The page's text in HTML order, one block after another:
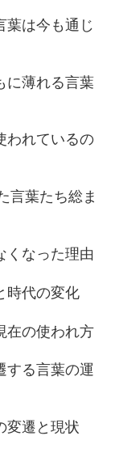
葉は今も通じ
に薄れる言葉
われているの
言葉たち総ま
くなった理由
時代の変化
在の使われ方
する言葉の運
変遷と現状